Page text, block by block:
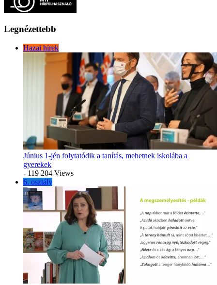
Legnézettebb
Hazai hírek
Június 1-jén folytatódik a tanítás, mehetnek iskolába a
gyerekek
- 119 204 Views
6. osztály